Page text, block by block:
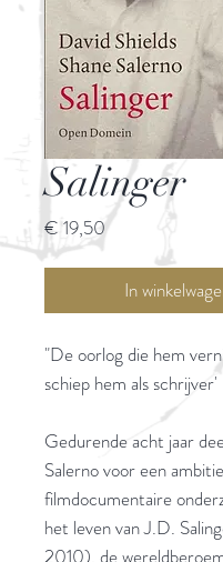
Salinger
€ 19,50Prijs
In
"De oorlog die hem
schiep hem als schrijver'
Gedurende acht jaar
Salerno voor een
filmdocumentaire
het leven van J.D.
2010), de